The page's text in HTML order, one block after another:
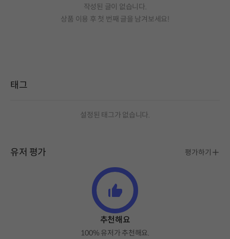
작성된 글이 없습니다.
상품 이용 후 첫 번째 글을 남겨보세요!
태그
설정된 태그가 없습니다.
유저 평가 평가하기
추천해요
100% 유저가 추천해요.